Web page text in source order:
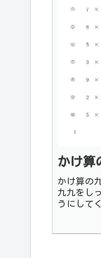
かけ
かけ算の
九九をし
うにして
イルをダ